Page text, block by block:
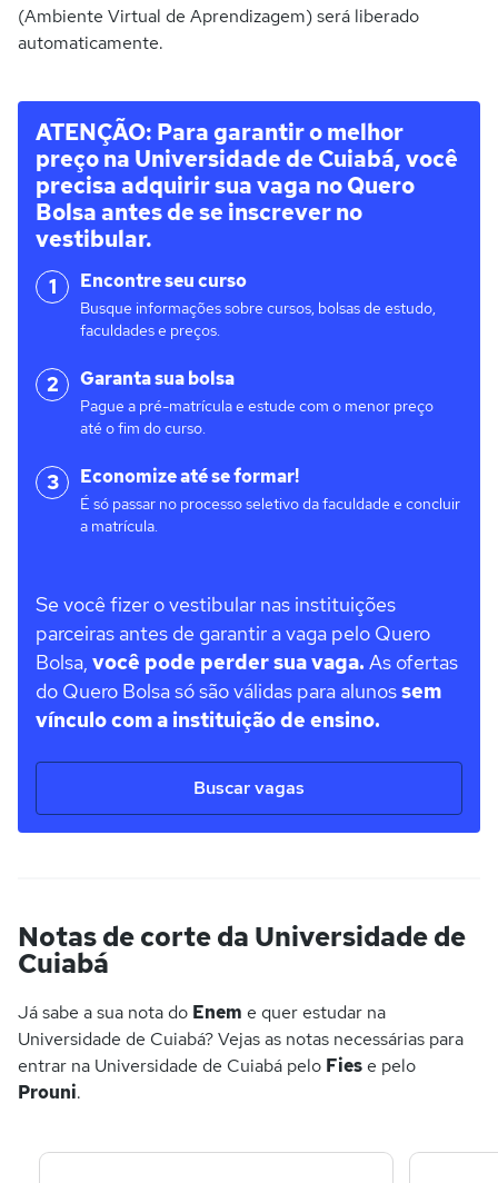
(Ambiente Virtual de Aprendizagem) será liberado
automaticamente.
ATENÇÃO: Para garantir o melhor
preço na Universidade de Cuiabá, você
precisa adquirir sua vaga no Quero
Bolsa antes de se inscrever no
vestibular.
Encontre seu curso
1
Busque informações sobre cursos, bolsas de estudo,
faculdades e preços.
Garanta sua bolsa
2
Pague a pré-matrícula e estude com o menor preço
até o fim do curso.
Economize até se formar!
3
É só passar no processo seletivo da faculdade e concluir
a matrícula.
Se você fizer o vestibular nas instituições
parceiras antes de garantir a vaga pelo Quero
Bolsa, você pode perder sua vaga. As ofertas
do Quero Bolsa só são válidas para alunossem
vínculo com a instituição de ensino.
Buscar vagas
Notas de corte da Universidade de
Cuiabá
Já sabe a sua nota do Enem e quer estudar na
Universidade de Cuiabá? Vejas as notas necessárias para
entrar na Universidade de Cuiabá pelo Fiese pelo
Prouni.